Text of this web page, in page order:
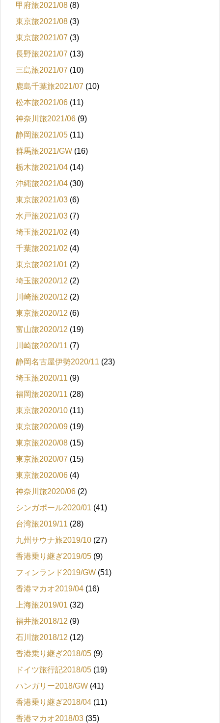
甲府旅2021/08 (8)
東京旅2021/08 (3)
東京旅2021/07 (3)
長野旅2021/07 (13)
三島旅2021/07 (10)
鹿島千葉旅2021/07 (10)
松本旅2021/06 (11)
神奈川旅2021/06 (9)
静岡旅2021/05 (11)
群馬旅2021/GW (16)
栃木旅2021/04 (14)
沖縄旅2021/04 (30)
東京旅2021/03 (6)
水戸旅2021/03 (7)
埼玉旅2021/02 (4)
千葉旅2021/02 (4)
東京旅2021/01 (2)
埼玉旅2020/12 (2)
川崎旅2020/12 (2)
東京旅2020/12 (6)
富山旅2020/12 (19)
川崎旅2020/11 (7)
静岡名古屋伊勢2020/11 (23)
埼玉旅2020/11 (9)
福岡旅2020/11 (28)
東京旅2020/10 (11)
東京旅2020/09 (19)
東京旅2020/08 (15)
東京旅2020/07 (15)
東京旅2020/06 (4)
神奈川旅2020/06 (2)
シンガポール2020/01 (41)
台湾旅2019/11 (28)
九州サウナ旅2019/10 (27)
香港乗り継ぎ2019/05 (9)
フィンランド2019/GW (51)
香港マカオ2019/04 (16)
上海旅2019/01 (32)
福井旅2018/12 (9)
石川旅2018/12 (12)
香港乗り継ぎ2018/05 (9)
ドイツ旅行記2018/05 (19)
ハンガリー2018/GW (41)
香港乗り継ぎ2018/04 (11)
香港マカオ2018/03 (35)